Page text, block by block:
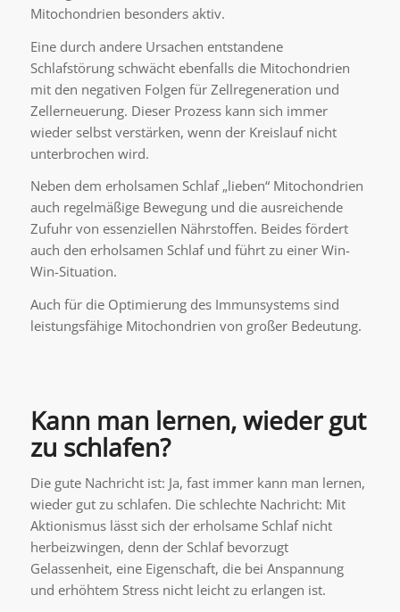
Mitochondrien besonders aktiv.
Eine durch andere Ursachen entstandene
Schlafstörung schwächt ebenfalls die Mitochondrien
mit den negativen Folgen für Zellregeneration und
Zellerneuerung. Dieser Prozess kann sich immer
wieder selbst verstärken, wenn der Kreislauf nicht
unterbrochen wird.
Neben dem erholsamen Schlaf „lieben“ Mitochondrien
auch regelmäßige Bewegung und die ausreichende
Zufuhr von essenziellen Nährstoffen. Beides fördert
auch den erholsamen Schlaf und führt zu einer Win-
Win-Situation.
Auch für die Optimierung des Immunsystems sind
leistungsfähige Mitochondrien von großer Bedeutung.
Kann man lernen, wieder gut
zu schlafen?
Die gute Nachricht ist: Ja, fast immer kann man lernen,
wieder gut zu schlafen. Die schlechte Nachricht: Mit
Aktionismus lässt sich der erholsame Schlaf nicht
herbeizwingen, denn der Schlaf bevorzugt
Gelassenheit, eine Eigenschaft, die bei Anspannung
und erhöhtem Stress nicht leicht zu erlangen ist.